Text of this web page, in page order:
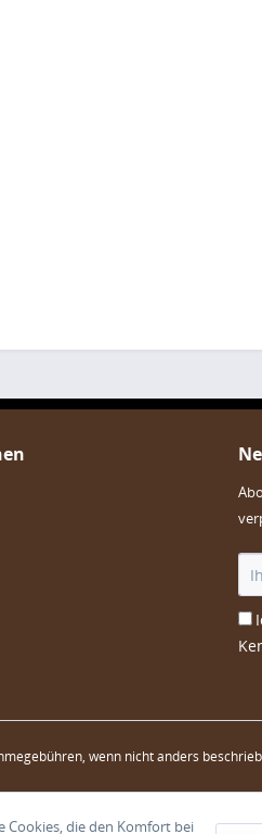
wenn nicht anders
Cookies, die den Komfort bei